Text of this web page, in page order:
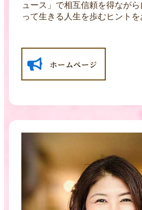
ュース」で相互信頼を得なが
って生きる人生を歩むヒントを
ホームページ